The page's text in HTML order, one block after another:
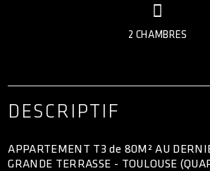
2 CHAMBRES
DESCRIPTIF
APPARTEMENT T3 de 80M² AU
GRANDE TERRASSE - TOULOUSE